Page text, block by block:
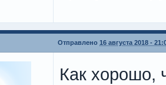
Отправлено 16 августа 2018 -
Как хорошо,